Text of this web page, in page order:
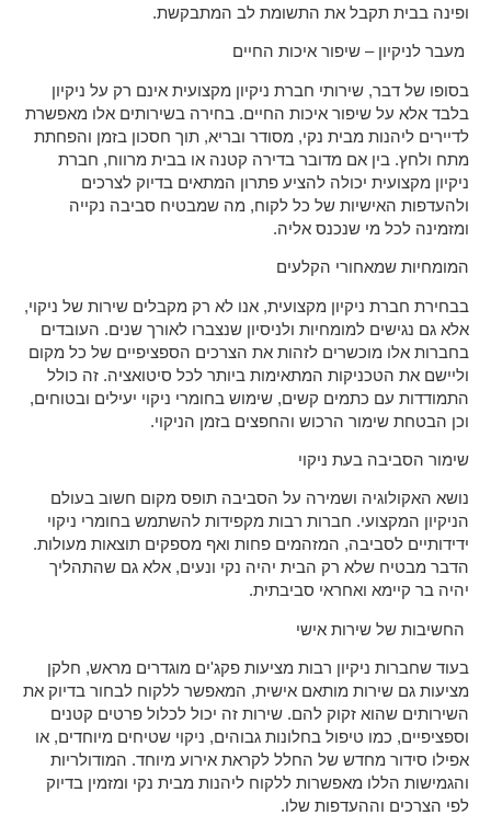
ופינה בבית תקבל את התשומת לב המתבקשת.
מעבר לניקיון – שיפור איכות החיים
בסופו של דבר, שירותי חברת ניקיון מקצועית אינם רק על ניקיון
בלבד אלא על שיפור איכות החיים. בחירה בשירותים אלו מאפשרת
לדיירים ליהנות מבית נקי, מסודר ובריא, תוך חסכון בזמן והפחתת
מתח ולחץ. בין אם מדובר בדירה קטנה או בבית מרווח, חברת
ניקיון מקצועית יכולה להציע פתרון המתאים בדיוק לצרכים
ולהעדפות האישיות של כל לקוח, מה שמבטיח סביבה נקייה
ומזמינה לכל מי שנכנס אליה.
המומחיות שמאחורי הקלעים
בבחירת חברת ניקיון מקצועית, אנו לא רק מקבלים שירות של ניקוי,
אלא גם נגישים למומחיות ולניסיון שנצברו לאורך שנים. העובדים
בחברות אלו מוכשרים לזהות את הצרכים הספציפיים של כל מקום
וליישם את הטכניקות המתאימות ביותר לכל סיטואציה. זה כולל
התמודדות עם כתמים קשים, שימוש בחומרי ניקוי יעילים ובטוחים,
וכן הבטחת שימור הרכוש והחפצים בזמן הניקוי.
שימור הסביבה בעת ניקוי
נושא האקולוגיה ושמירה על הסביבה תופס מקום חשוב בעולם
הניקיון המקצועי. חברות רבות מקפידות להשתמש בחומרי ניקוי
ידידותיים לסביבה, המזהמים פחות ואף מספקים תוצאות מעולות.
הדבר מבטיח שלא רק הבית יהיה נקי ונעים, אלא גם שהתהליך
יהיה בר קיימא ואחראי סביבתית.
החשיבות של שירות אישי
בעוד שחברות ניקיון רבות מציעות פקג'ים מוגדרים מראש, חלקן
מציעות גם שירות מותאם אישית, המאפשר ללקוח לבחור בדיוק את
השירותים שהוא זקוק להם. שירות זה יכול לכלול פרטים קטנים
וספציפיים, כמו טיפול בחלונות גבוהים, ניקוי שטיחים מיוחדים, או
אפילו סידור מחדש של החלל לקראת אירוע מיוחד. המודולריות
והגמישות הללו מאפשרות ללקוח ליהנות מבית נקי ומזמין בדיוק
לפי הצרכים וההעדפות שלו.